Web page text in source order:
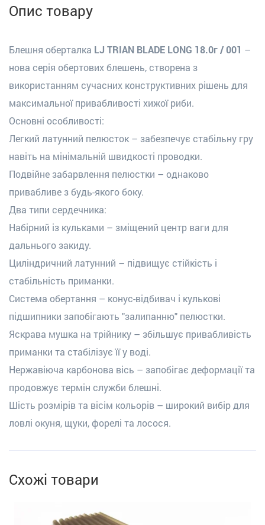
Опис товару
Блешня оберталка LJ TRIAN BLADE LONG 18.0г / 001 –
нова серія обертових блешень, створена з
використанням сучасних конструктивних рішень для
максимальної привабливості хижої риби.
Основні особливості:
Легкий латунний пелюсток – забезпечує стабільну гру
навіть на мінімальній швидкості проводки.
Подвійне забарвлення пелюстки – однаково
привабливе з будь-якого боку.
Два типи сердечника:
Набірний із кульками – зміщений центр ваги для
дальнього закиду.
Циліндричний латунний – підвищує стійкість і
стабільність приманки.
Система обертання – конус-відбивач і кулькові
підшипники запобігають "залипанню" пелюстки.
Яскрава мушка на трійнику – збільшує привабливість
приманки та стабілізує її у воді.
Нержавіюча карбонова вісь – запобігає деформації та
продовжує термін служби блешні.
Шість розмірів та вісім кольорів – широкий вибір для
ловлі окуня, щуки, форелі та лосося.
Схожі товари